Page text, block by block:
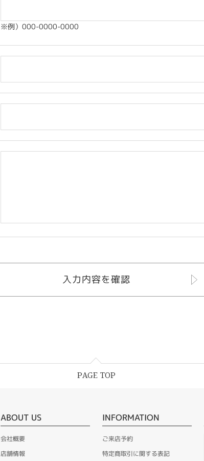
※例）000-0000-0000
PAGE TOP
ABOUT US
会社概要
店舗情報
INFORMATION
ご来店予約
特定商取引に関する表記